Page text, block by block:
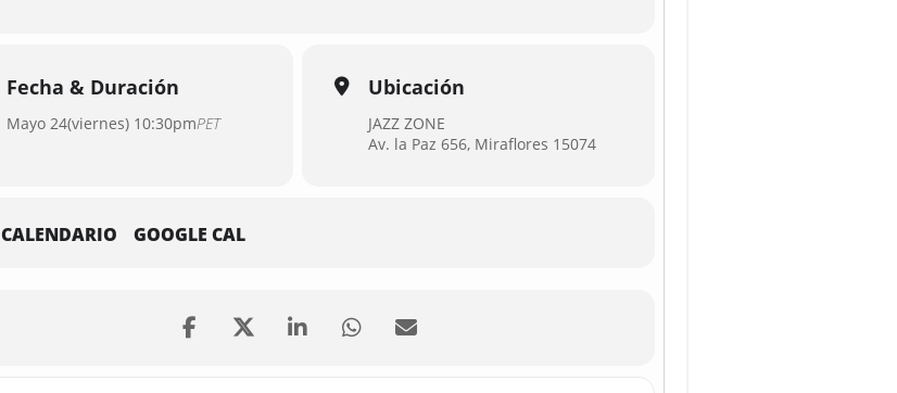
Fecha & Duración
Mayo 24(viernes) 10:30pmPET
Ubicación
JAZZ ZONE
Av. la Paz 656, Miraflores 15074
CALENDARIO GOOGLE CAL